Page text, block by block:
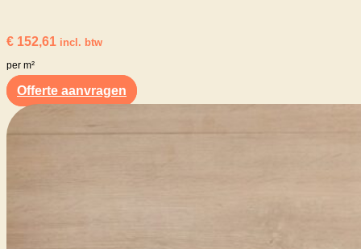
€ 152,61 incl. btw
per m²
Offerte aanvragen